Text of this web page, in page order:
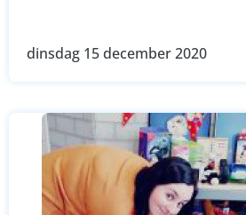
dinsdag 15 december 2020